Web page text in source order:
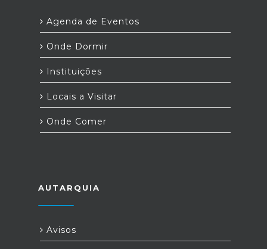
Agenda de Eventos
Onde Dormir
Instituições
Locais a Visitar
Onde Comer
AUTARQUIA
Avisos